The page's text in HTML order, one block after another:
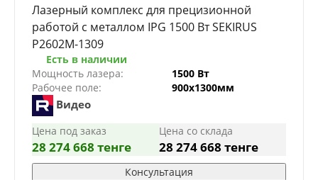
Лазерный комплекс для прецизионной
работой с металлом IPG 1500 Вт SEKIRUS
P2602M-1309
Есть в наличии
Мощность лазера:
1500 Вт
Рабочее поле:
900х1300мм
Видео
Цена под заказ
28 274 668 тенге
Цена со склада
28 274 668 тенге
Консультация